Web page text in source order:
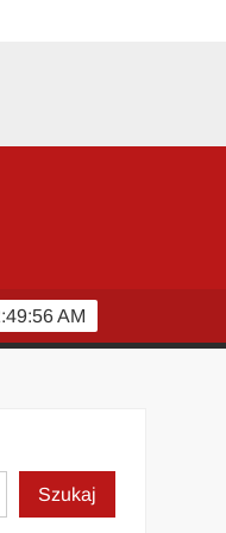
sens
AM
Szukaj